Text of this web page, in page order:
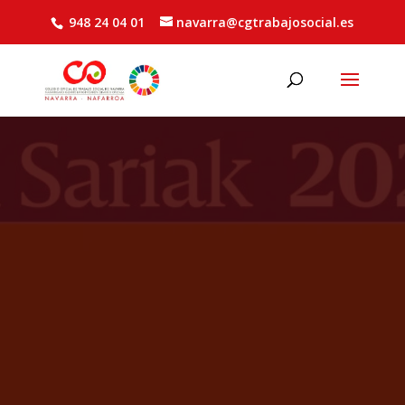
948 24 04 01 navarra@cgtrabajosocial.es